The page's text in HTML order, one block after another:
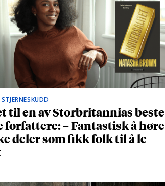
til en av Storbritannias beste
forfattere: – Fantastisk å høre
deler som fikk folk til å le